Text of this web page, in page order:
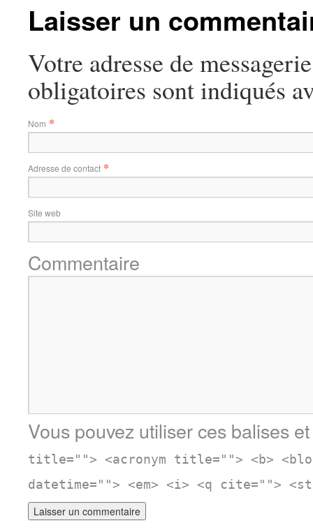
Laisser un
Votre adresse de
obligatoires sont indiqués
Nom *
Adresse de contact *
Site web
Commentaire
Vous pouvez utiliser ces balises
title=""> <acronym title=""> <b>
datetime=""> <em> <i> <q cite="">